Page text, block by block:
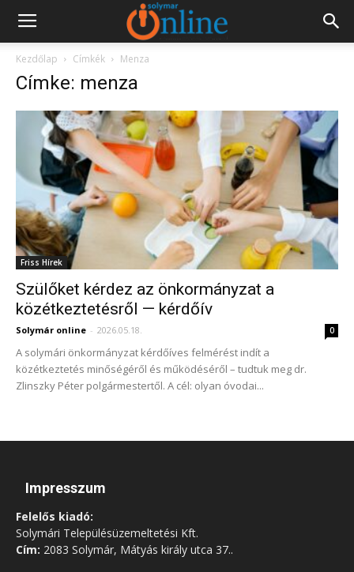
Kezdőlap Címkék Menza
Címke: menza
Friss Hírek
Szülőket kérdez az önkormányzat a
közétkeztetésről — kérdőív
Solymár online - 2026.05.18. 0
A solymári önkormányzat kérdőíves felmérést indít a
közétkeztetés minőségéről és működéséről – tudtuk meg dr.
Zlinszky Péter polgármestertől. A cél: olyan óvodai...
Impresszum
Felelős kiadó:
Solymári Településüzemeltetési Kft.
Cím: 2083 Solymár, Mátyás király utca 37..